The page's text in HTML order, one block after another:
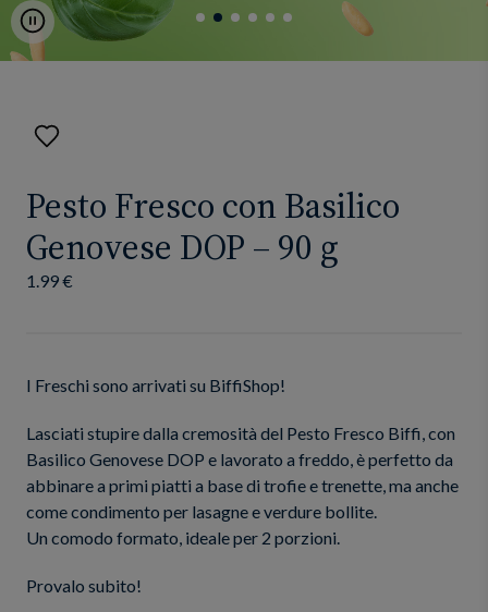
Pause
Aggiungi
Pesto Fresco con Basilico
Genovese DOP – 90 g
1.99 €
I Freschi sono arrivati su BiffiShop!
Lasciati stupire dalla cremosità del Pesto Fresco Biffi, con
Basilico Genovese DOP e lavorato a freddo, è perfetto da
abbinare a primi piatti a base di trofie e trenette, ma anche
come condimento per lasagne e verdure bollite.
Un comodo formato, ideale per 2 porzioni.
Provalo subito!